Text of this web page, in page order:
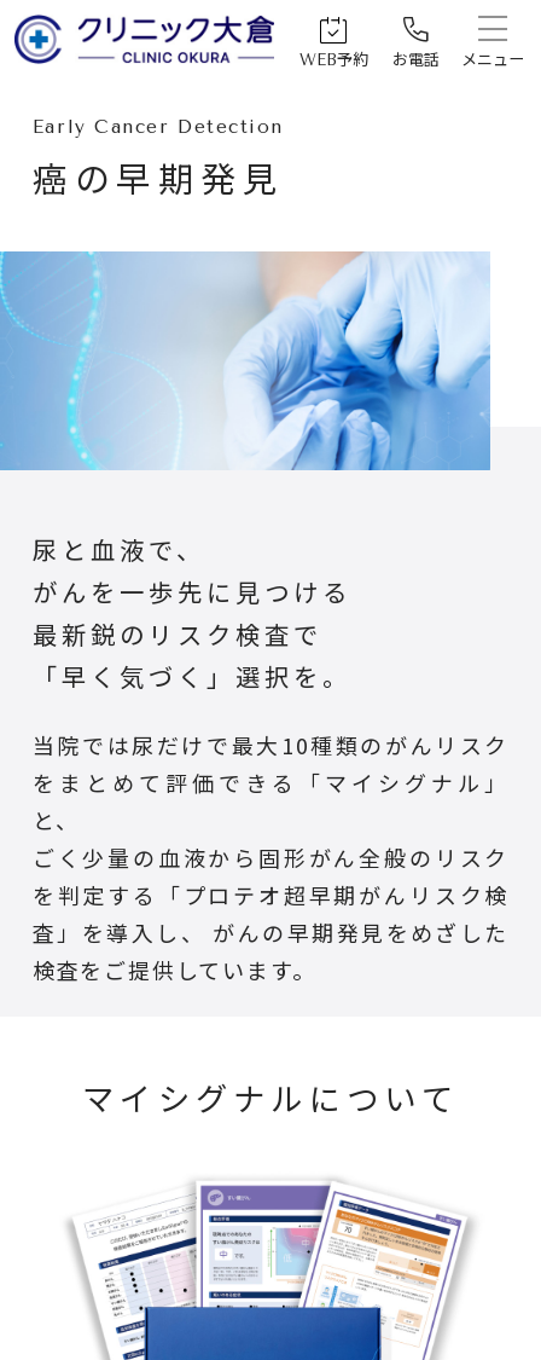
メニュー
WEB予約 お電話
Early Cancer Detection
癌の早期発見
尿と血液で、
がんを一歩先に見つける
最新鋭のリスク検査で
「早く気づく」選択を。
当院では尿だけで最大10種類のがんリスク
をまとめて評価できる「マイシグナル」
と、
ごく少量の血液から固形がん全般のリスク
を判定する「プロテオ超早期がんリスク検
査」を導入し、
がんの早期発見をめざした
検査をご提供しています。
マイシグナルについて